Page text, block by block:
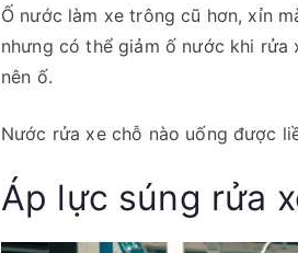
Ố nước làm xe trông cũ hơn, xỉn
nhưng có thể giảm ố nước khi
nên ố.
Nước rửa xe chỗ nào uống được
Áp lực súng rửa